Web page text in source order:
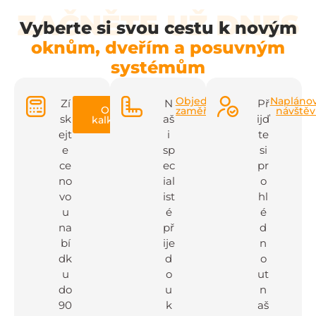
ZAČNĚTE UŽ DNES
Vyberte si svou cestu k novým
oknům, dveřím a posuvným
systémům
Zí
sk
ejt
e
ce
no
vo
u
na
bí
dk
u
do
90
Online
kalkulačka
N
aš
i
sp
ec
ial
ist
é
př
ije
d
o
u
k
Objednat
zaměření
Př
ijď
te
si
pr
o
hl
é
d
n
o
ut
n
aš